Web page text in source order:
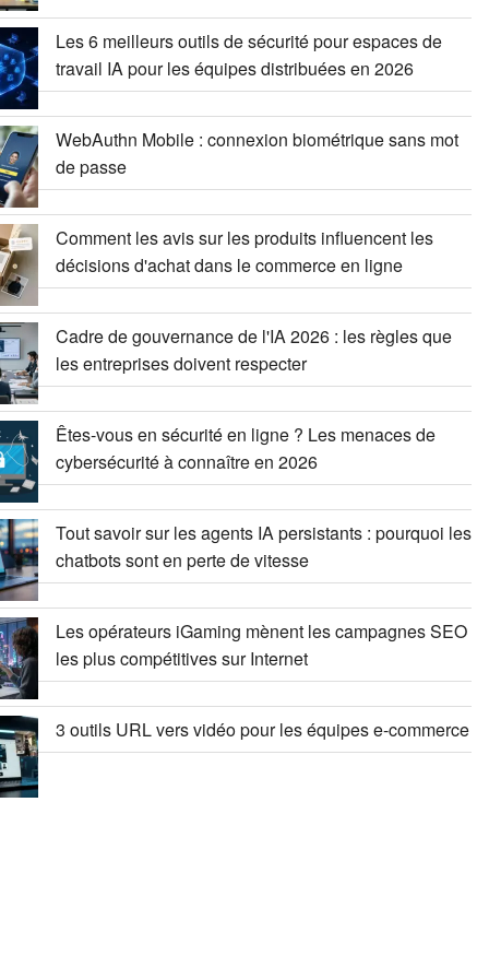
Les 6 meilleurs outils de sécurité pour espaces de
travail IA pour les équipes distribuées en 2026
WebAuthn Mobile : connexion biométrique sans mot
de passe
Comment les avis sur les produits influencent les
décisions d'achat dans le commerce en ligne
Cadre de gouvernance de l'IA 2026 : les règles que
les entreprises doivent respecter
Êtes-vous en sécurité en ligne ? Les menaces de
cybersécurité à connaître en 2026
Tout savoir sur les agents IA persistants : pourquoi les
chatbots sont en perte de vitesse
Les opérateurs iGaming mènent les campagnes SEO
les plus compétitives sur Internet
3 outils URL vers vidéo pour les équipes e-commerce